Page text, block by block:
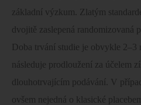
základní výzkum. Zlatým
dvojitě zaslepená randomizovaná
Doba trvání studie je obvykle 2–3
následuje prodloužení za účelem
dlouhotrvajícím podávání. V
ovšem nejedná o klasické